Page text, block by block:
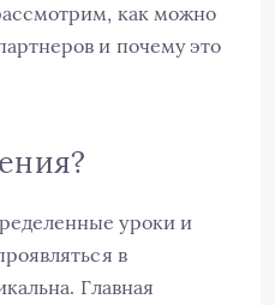
как можно
и почему это
уроки и
в
Главная